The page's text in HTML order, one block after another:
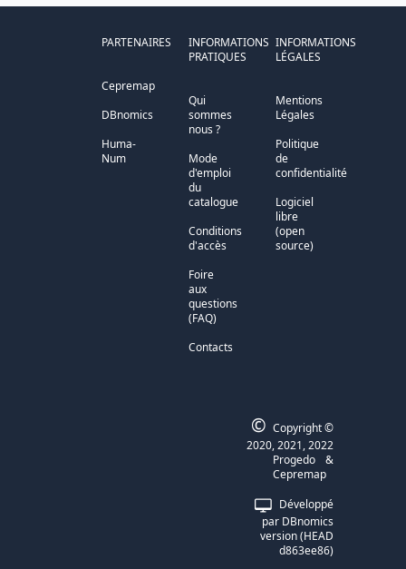
PARTENAIRES
Cepremap
DBnomics
Huma-
Num
INFORMATIONS
PRATIQUES
Qui
sommes
nous ?
Mode
d'emploi
du
catalogue
Conditions
d'accès
Foire
aux
questions
(FAQ)
Contacts
INFORMATIONS
LÉGALES
Mentions
Légales
Politique
de
confidentialité
Logiciel
libre
(open
source)
Développé
par DBnomics
version(HEAD
d863ee86)
© Copyright ©
2020, 2021, 2022
Progedo
&
Cepremap